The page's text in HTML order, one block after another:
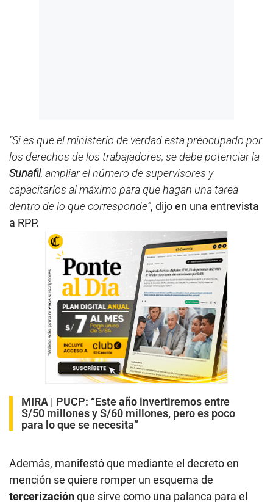
“Si es que el ministerio de verdad esta preocupado por
los derechos de los trabajadores, se debe potenciar la
Sunafil, ampliar el número de supervisores y
capacitarlos al máximo para que hagan una tarea
dentro de lo que corresponde”, dijo en una entrevista
a RPP.
MIRA | PUCP: “Este año invertiremos entre
S/50 millones y S/60 millones, pero es poco
para lo que se necesita”
Además, manifestó que mediante el decreto en
mención se quiere romper un esquema de
tercerizaciónque sirve como una palanca para el